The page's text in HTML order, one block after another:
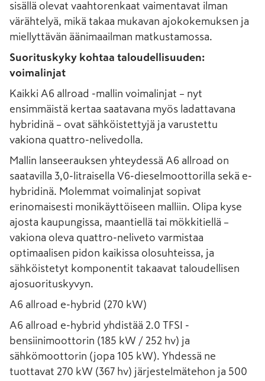
sisällä olevat vaahtorenkaat vaimentavat ilman
värähtelyä, mikä takaa mukavan ajokokemuksen ja
miellyttävän äänimaailman matkustamossa.
Suorituskyky kohtaa taloudellisuuden:
voimalinjat
Kaikki A6 allroad -mallin voimalinjat – nyt
ensimmäistä kertaa saatavana myös ladattavana
hybridinä – ovat sähköistettyjä ja varustettu
vakiona quattro-nelivedolla.
Mallin lanseerauksen yhteydessä A6 allroad on
saatavilla 3,0-litraisella V6-dieselmoottorilla sekä e-
hybridinä. Molemmat voimalinjat sopivat
erinomaisesti monikäyttöiseen malliin. Olipa kyse
ajosta kaupungissa, maantiellä tai mökkitiellä –
vakiona oleva quattro-neliveto varmistaa
optimaalisen pidon kaikissa olosuhteissa, ja
sähköistetyt komponentit takaavat taloudellisen
ajosuorituskyvyn.
A6 allroad e-hybrid (270 kW)
A6 allroad e-hybrid yhdistää 2.0 TFSI -
bensiinimoottorin (185 kW / 252 hv) ja
sähkömoottorin (jopa 105 kW). Yhdessä ne
tuottavat 270 kW (367 hv) järjestelmätehon ja 500